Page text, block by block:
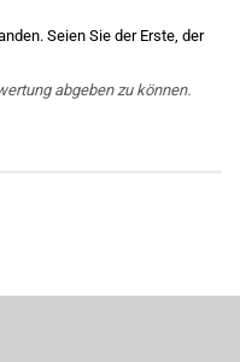
Seien Sie der Erste, der
abgeben zu können.